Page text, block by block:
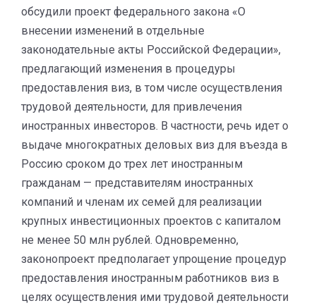
обсудили проект федерального закона «О
внесении изменений в отдельные
законодательные акты Российской Федерации»,
предлагающий изменения в процедуры
предоставления виз, в том числе осуществления
трудовой деятельности, для привлечения
иностранных инвесторов. В частности, речь идет о
выдаче многократных деловых виз для въезда в
Россию сроком до трех лет иностранным
гражданам — представителям иностранных
компаний и членам их семей для реализации
крупных инвестиционных проектов с капиталом
не менее 50 млн рублей. Одновременно,
законопроект предполагает упрощение процедур
предоставления иностранным работников виз в
целях осуществления ими трудовой деятельности